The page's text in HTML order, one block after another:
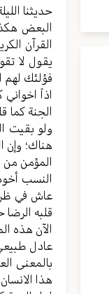
حدیثنا
البعض
القرآن
یقول لا
فؤلئك لهم
اذاً
الجنة کما
ولو بقیت
هناك؛ وإن
المؤمن
النسب
عاش في
قلبه
الآن هذه
عادل
بالمعنی
هذا